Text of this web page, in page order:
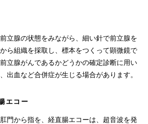
立腺の状態をみながら、細い針で前立腺を
ら組織を採取し、標本をつくって顕微鏡で
立腺がんであるかどうかの確定診断に用い
出血など合併症が生じる場合があります。
エコー
門から指を、経直腸エコーは、超音波を発